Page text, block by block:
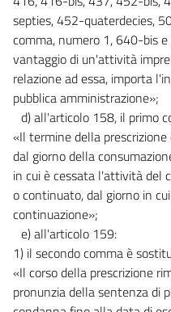
septies, 452-quaterdecies,
comma, numero 1, 640-bis
vantaggio di un'attività
relazione ad essa, importa
pubblica amministrazione»;
d) all'articolo 158, il primo
«Il termine della
dal giorno della
in cui è cessata l'attività del
o continuato, dal giorno in
continuazione»;
e) all'articolo 159:
1) il secondo comma è
«Il corso della prescrizione
pronunzia della sentenza di